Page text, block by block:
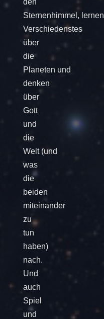
Sternenhimmel, lernen
Verschiedenstes
über
die
Planeten und
denken
über
Gott
und
die
Welt (und
was
die
beiden
miteinander
zu
tun
haben)
nach.
Und
auch
Spiel
und